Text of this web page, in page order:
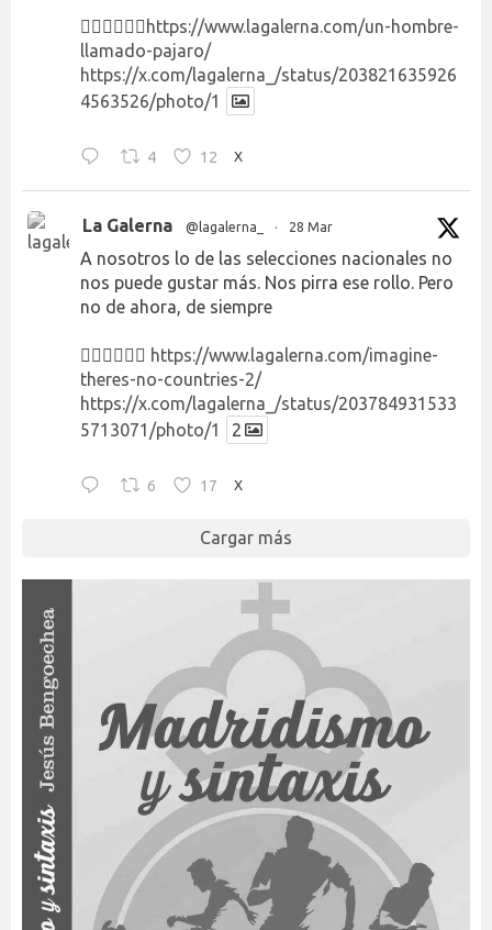
👉🏻👉🏻👉🏻 https://www.lagalerna.com/un-hombre-
llamado-pajaro/
https://x.com/lagalerna_/status/203821635926
4563526/photo/1
4 12 X
La Galerna @lagalerna_ · 28 Mar
A nosotros lo de las selecciones nacionales no
nos puede gustar más. Nos pirra ese rollo. Pero
no de ahora, de siempre
👉🏻👉🏻👉🏻 https://www.lagalerna.com/imagine-
theres-no-countries-2/
https://x.com/lagalerna_/status/203784931533
5713071/photo/1
2
6 17 X
Cargar más